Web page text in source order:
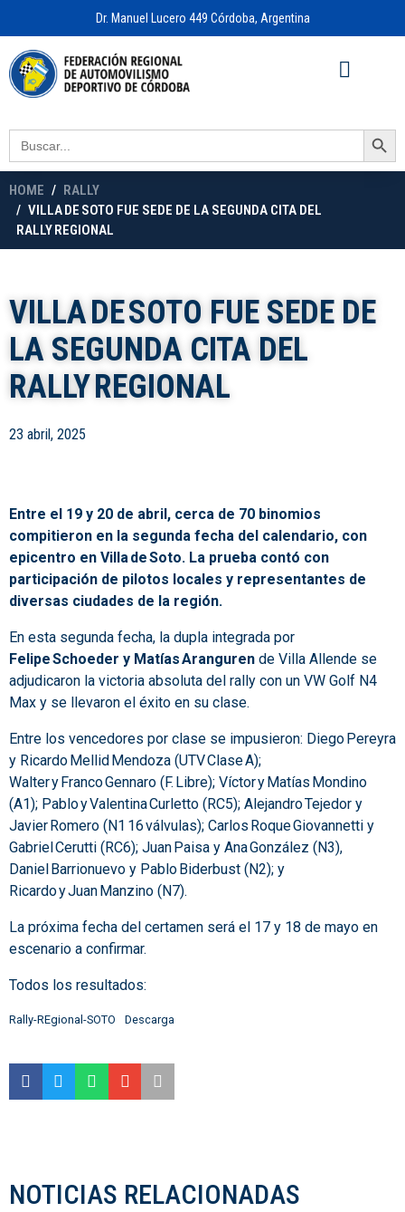
Dr. Manuel Lucero 449 Córdoba, Argentina
Search
for:
Search Button
HOME
RALLY
VILLA DE SOTO FUE SEDE DE LA SEGUNDA CITA DEL
RALLY REGIONAL
VILLA DE SOTO FUE SEDE DE
LA SEGUNDA CITA DEL
RALLY REGIONAL
23 abril, 2025
Entre el 19 y 20 de abril, cerca de 70 binomios
compitieron en la segunda fecha del calendario, con
epicentro en Villa de Soto. La prueba contó con
participación de pilotos locales y representantes de
diversas ciudades de la región.
En esta segunda fecha, la dupla integrada por
Felipe Schoeder y Matías Aranguren de Villa Allende se
adjudicaron la victoria absoluta del rally con un VW Golf N4
Max y se llevaron el éxito en su clase.
Entre los vencedores por clase se impusieron: Diego Pereyra
y Ricardo Mellid Mendoza (UTV Clase A);
Walter y Franco Gennaro (F. Libre); Víctor y Matías Mondino
(A1); Pablo y Valentina Curletto (RC5); Alejandro Tejedor y
Javier Romero (N1 16 válvulas); Carlos Roque Giovannetti y
Gabriel Cerutti (RC6); Juan Paisa y Ana González (N3),
Daniel Barrionuevo y Pablo Biderbust (N2); y
Ricardo y Juan Manzino (N7).
La próxima fecha del certamen será el 17 y 18 de mayo en
escenario a confirmar.
Todos los resultados:
Rally-REgional-SOTO Descarga
NOTICIAS RELACIONADAS